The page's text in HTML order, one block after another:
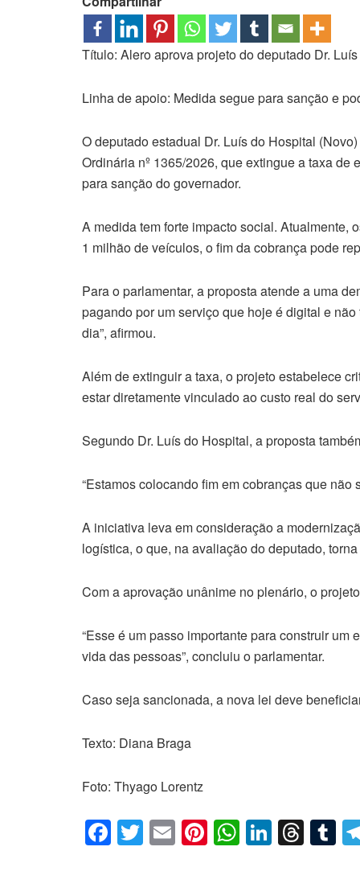
Título: Alero aprova projeto do deputado Dr.
Linha de apoio: Medida segue para sanção e
O deputado estadual Dr. Luís do Hospital
Ordinária nº 1365/2026, que extingue a taxa
para sanção do governador.
A medida tem forte impacto social. Atualmente,
1 milhão de veículos, o fim da cobrança pode
Para o parlamentar, a proposta atende a uma
pagando por um serviço que hoje é digital e
dia”, afirmou.
Além de extinguir a taxa, o projeto estabelece
estar diretamente vinculado ao custo real do
Segundo Dr. Luís do Hospital, a proposta
“Estamos colocando fim em cobranças que
A iniciativa leva em consideração a
logística, o que, na avaliação do deputado,
Com a aprovação unânime no plenário, o
“Esse é um passo importante para construir
vida das pessoas”, concluiu o parlamentar.
Caso seja sancionada, a nova lei deve
Texto: Diana Braga
Foto: Thyago Lorentz
F T E Pi W Li T T